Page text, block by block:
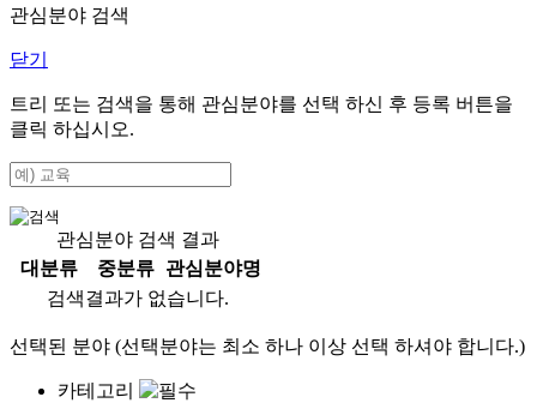
관심분야 검색
닫기
트리 또는 검색을 통해 관심분야를 선택 하신 후 등록 버튼을
클릭 하십시오.
관심분야 검색 결과
대분류
중분류
관심분야명
검색결과가 없습니다.
선택된 분야 (선택분야는 최소 하나 이상 선택 하셔야 합니다.)
카테고리